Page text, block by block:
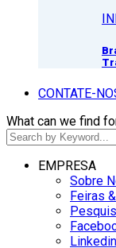
CONTATE-
What can we find
EMPRESA
Sobre
Feiras
Linkedin